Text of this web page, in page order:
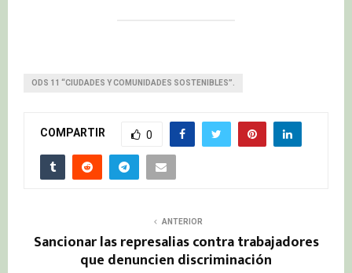
ODS 11 “CIUDADES Y COMUNIDADES SOSTENIBLES”.
COMPARTIR 0
ANTERIOR
Sancionar las represalias contra trabajadores
que denuncien discriminación